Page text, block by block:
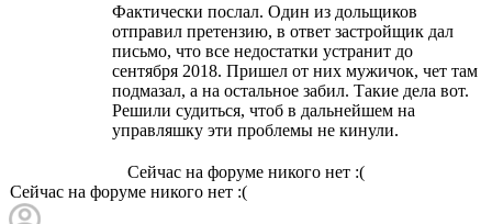
Фактически послал. Один из дольщиков
отправил претензию, в ответ застройщик дал
письмо, что все недостатки устранит до
сентября 2018. Пришел от них мужичок, чет там
подмазал, а на остальное забил. Такие дела вот.
Решили судиться, чтоб в дальнейшем на
управляшку эти проблемы не кинули.
Сейчас на форуме никого нет :(
Сейчас на форуме никого нет :(